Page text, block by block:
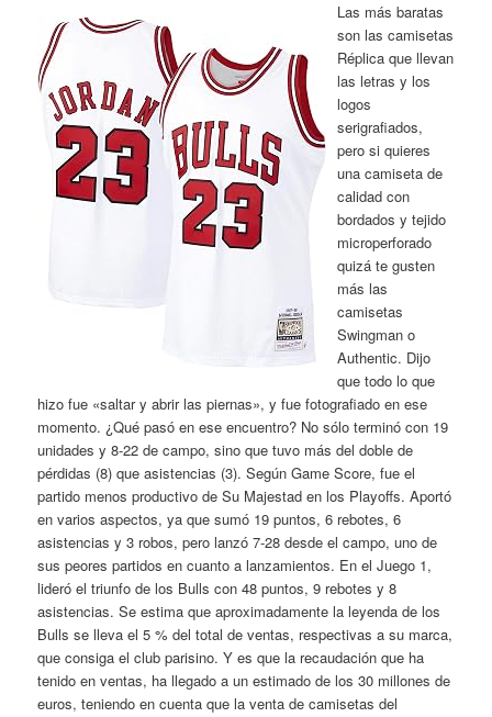
Las más baratas
son las camisetas
Réplica que llevan
las letras y los
logos
serigrafiados,
pero si quieres
una camiseta de
calidad con
bordados y tejido
microperforado
quizá te gusten
más las
camisetas
Swingman o
Authentic. Dijo
que todo lo que
hizo fue «saltar y abrir las piernas», y fue fotografiado en ese
momento. ¿Qué pasó en ese encuentro? No sólo terminó con 19
unidades y 8-22 de campo, sino que tuvo más del doble de
pérdidas (8) que asistencias (3). Según Game Score, fue el
partido menos productivo de Su Majestad en los Playoffs. Aportó
en varios aspectos, ya que sumó 19 puntos, 6 rebotes, 6
asistencias y 3 robos, pero lanzó 7-28 desde el campo, uno de
sus peores partidos en cuanto a lanzamientos. En el Juego 1,
lideró el triunfo de los Bulls con 48 puntos, 9 rebotes y 8
asistencias. Se estima que aproximadamente la leyenda de los
Bulls se lleva el 5 % del total de ventas, respectivas a su marca,
que consiga el club parisino. Y es que la recaudación que ha
tenido en ventas, ha llegado a un estimado de los 30 millones de
euros, teniendo en cuenta que la venta de camisetas del